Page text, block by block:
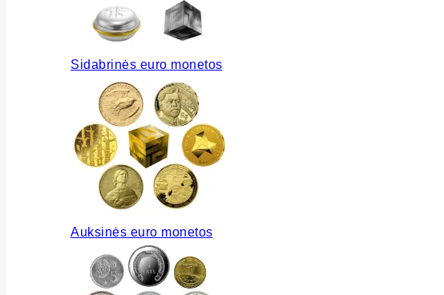
Sidabrinės euro monetos
Auksinės euro monetos